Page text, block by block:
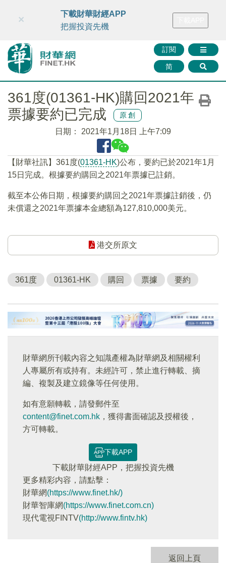
財華智庫網 FINTV FINMETA 財華證券 媒體矩陣
訂閱
简
×
下載財華財經APP
把握投資先機
361度(01361-HK)購回2021年
票據要約已完成
原創
日期： 2021年1月18日 上午7:09
【財華社訊】361度(01361-HK)公布，要約已於2021年1月
15日完成。根據要約購回之2021年票據已註銷。
截至本公佈日期，根據要約購回之2021年票據註銷後，仍
未償還之2021年票據本金總額為127,810,000美元。
港交所原文
361度 01361-HK 購回 票據 要約
財華網所刊載內容之知識產權為財華網及相關權利
人專屬所有或持有。未經許可，禁止進行轉載、摘
編、複製及建立鏡像等任何使用。
如有意願轉載，請發郵件至
content@finet.com.hk ，獲得書面確認及授權後，
方可轉載。
下載APP
下載財華財經APP，把握投資先機
更多精彩内容，請點擊：
財華網(https://www.finet.hk/)
財華智庫網(https://www.finet.com.cn)
現代電視FINTV(http://www.fintv.hk)
返回上頁